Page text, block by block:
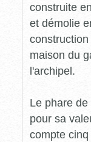
construite
et démolie
maison du
l'archipel.
Le phare
pour sa
compte